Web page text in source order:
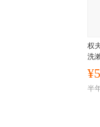
权
洗
半